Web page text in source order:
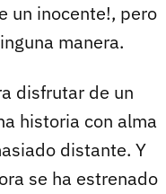
un inocente!, pero
manera.
disfrutar de un
historia con alma
distante. Y
se ha estrenado